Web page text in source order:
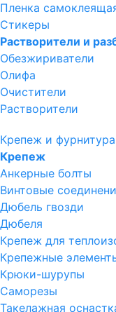
Пленка
Стикеры
Растворители и
Обезжириватели
Олифа
Очистители
Растворители
Крепеж и фурнитура
Крепеж
Анкерные болты
Винтовые
Дюбель гвозди
Дюбеля
Крепеж для
Крепежные
Крюки-шурупы
Саморезы
Такелажная